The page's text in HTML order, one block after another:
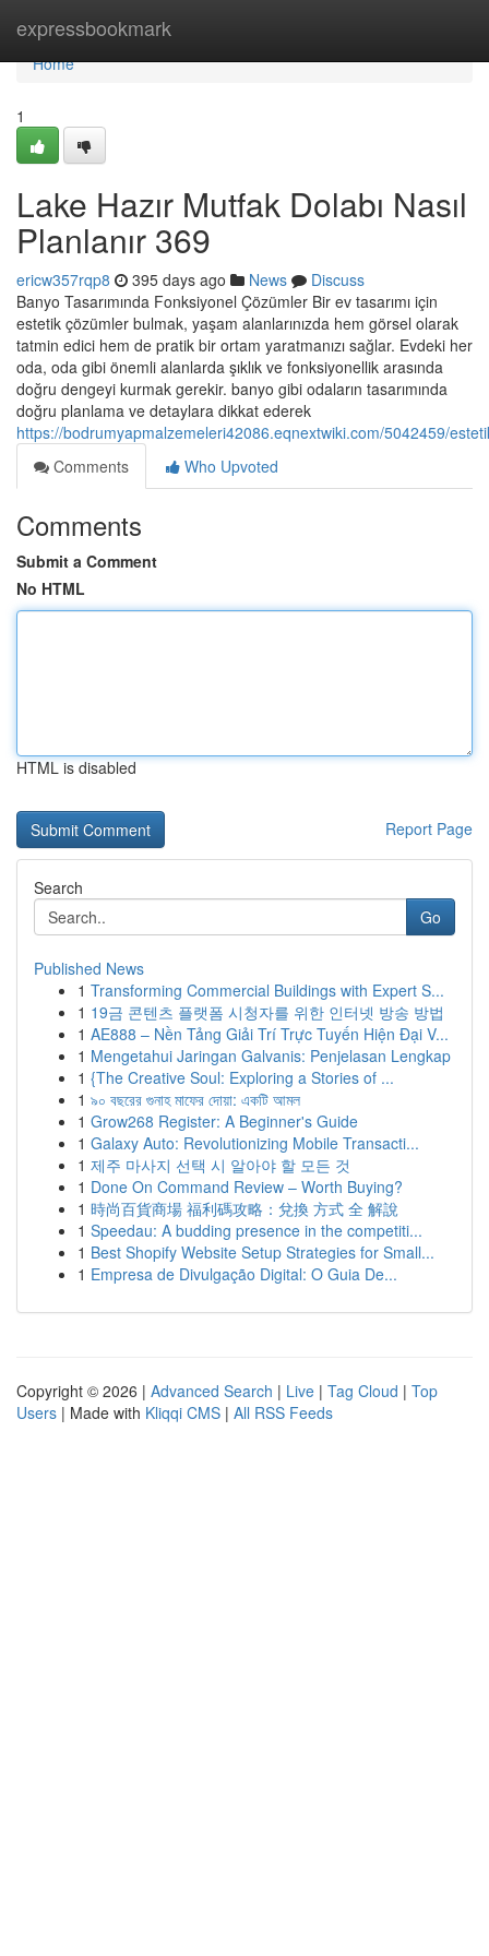
expressbookmark
Home
Home
1
Lake Hazır Mutfak Dolabı Nasıl
Planlanır 369
ericw357rqp8 395 days ago News
Discuss
Banyo Tasarımında Fonksiyonel Çözümler Bir ev tasarımı için
estetik çözümler bulmak, yaşam alanlarınızda hem görsel olarak
tatmin edici hem de pratik bir ortam yaratmanızı sağlar. Evdeki her
oda, oda gibi önemli alanlarda şıklık ve fonksiyonellik arasında
doğru dengeyi kurmak gerekir. banyo gibi odaların tasarımında
doğru planlama ve detaylara dikkat ederek
https://bodrumyapmalzemeleri42086.eqnextwiki.com/5042459/
Comments
Who Upvoted
Comments
Submit a Comment
No HTML
HTML is disabled
Report Page
Search
Go
Published News
1 Transforming Commercial Buildings with Expert S...
1 19금 콘텐츠 플랫폼 시청자를 위한 인터넷 방송 방법
1 AE888 – Nền Tảng Giải Trí Trực Tuyến Hiện Đại V...
1 Mengetahui Jaringan Galvanis: Penjelasan Lengkap
1 {The Creative Soul: Exploring a Stories of ...
1 ৯০ বছরের গুনাহ মাফের দোয়া: একটি আমল
1 Grow268 Register: A Beginner's Guide
1 Galaxy Auto: Revolutionizing Mobile Transacti...
1 제주 마사지 선택 시 알아야 할 모든 것
1 Done On Command Review – Worth Buying?
1 時尚百貨商場 福利碼攻略：兌換 方式 全 解說
1 Speedau: A budding presence in the competiti...
1 Best Shopify Website Setup Strategies for Small...
1 Empresa de Divulgação Digital: O Guia De...
Copyright © 2026 | Advanced Search | Live | Tag Cloud | Top
Users | Made with Kliqqi CMS | All RSS Feeds